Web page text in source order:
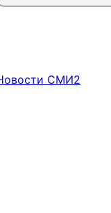
СМИ2